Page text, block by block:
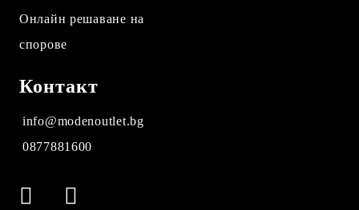
Онлайн решаване на
спорове
Контакт
info@modenoutlet.bg
0877881600